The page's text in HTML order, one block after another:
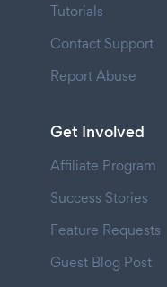
Tutorials
Contact Support
Report Abuse
Get Involved
Affiliate Program
Success Stories
Feature Requests
Guest Blog Post